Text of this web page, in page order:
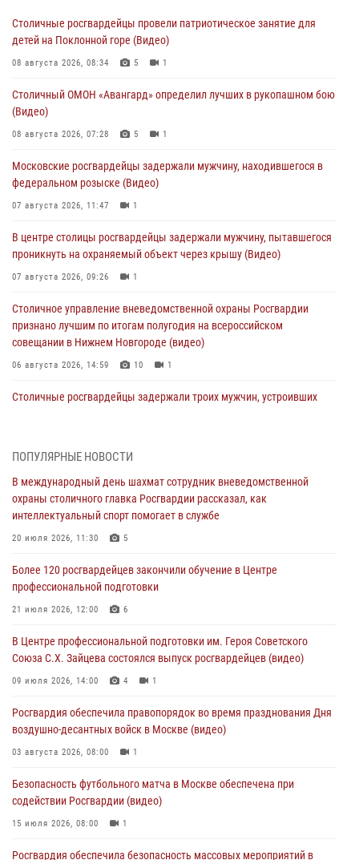
Столичные росгвардейцы провели патриотическое занятие для
детей на Поклонной горе (Видео)
08 августа 2026, 08:34 5 1
Столичный ОМОН «Авангард» определил лучших в рукопашном бою
(Видео)
08 августа 2026, 07:28 5 1
Московские росгвардейцы задержали мужчину, находившегося в
федеральном розыске (Видео)
07 августа 2026, 11:47 1
В центре столицы росгвардейцы задержали мужчину, пытавшегося
проникнуть на охраняемый объект через крышу (Видео)
07 августа 2026, 09:26 1
Столичное управление вневедомственной охраны Росгвардии
признано лучшим по итогам полугодия на всероссийском
совещании в Нижнем Новгороде (видео)
06 августа 2026, 14:59 10 1
Столичные росгвардейцы задержали троих мужчин, устроивших
матче в Москве обеспечила Росгвардия (видео)
06 августа 2026, 08:30
Столичные росгвардейцы задержали мужчину, устроившего дебош
05 августа 2026, 12:39
Московские росгвардейцы обеспечили безопасность проведения
05 августа 2026, 12:35
Делегация МВД Республики Беларусь ознакомилась с передовыми
04 августа 2026, 18:16 5
ПОПУЛЯРНЫЕ НОВОСТИ
В международный день шахмат сотрудник вневедомственной
охраны столичного главка Росгвардии рассказал, как
интеллектуальный спорт помогает в службе
20 июля 2026, 11:30 5
Более 120 росгвардейцев закончили обучение в Центре
профессиональной подготовки
21 июля 2026, 12:00 6
В Центре профессиональной подготовки им. Героя Советского
Союза С.Х. Зайцева состоялся выпуск росгвардейцев (видео)
09 июля 2026, 14:00 4 1
Росгвардия обеспечила правопорядок во время празднования Дня
воздушно-десантных войск в Москве (видео)
03 августа 2026, 08:00 1
Безопасность футбольного матча в Москве обеспечена при
содействии Росгвардии (видео)
15 июля 2026, 08:00 1
Росгвардия обеспечила безопасность массовых мероприятий в